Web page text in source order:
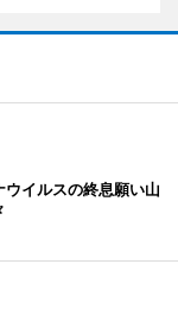
ウイルスの終息願い山